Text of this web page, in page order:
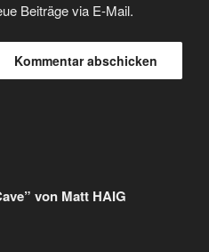
Beiträge via E-Mail.
von Matt HAIG